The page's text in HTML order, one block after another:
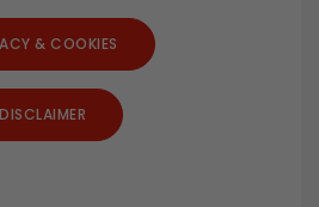
& COOKIES
DISCLAIMER